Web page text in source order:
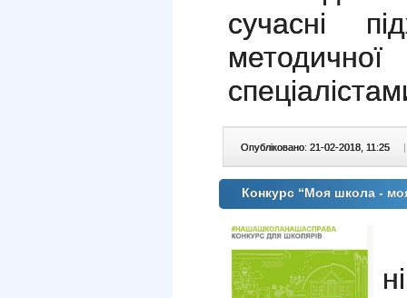
сучасні
Опубліковано: 21-02-2018, 11:25 |
Конкурс “Моя школа -